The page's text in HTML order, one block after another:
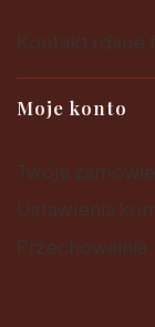
Moje konto